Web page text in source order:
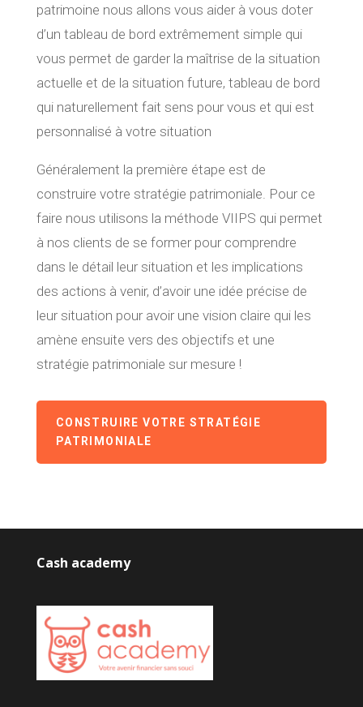
patrimoine nous allons vous aider à vous doter
d’un tableau de bord extrêmement simple qui
vous permet de garder la maîtrise de la situation
actuelle et de la situation future, tableau de bord
qui naturellement fait sens pour vous et qui est
personnalisé à votre situation
Généralement la première étape est de
construire votre stratégie patrimoniale. Pour ce
faire nous utilisons la méthode VIIPS qui permet
à nos clients de se former pour comprendre
dans le détail leur situation et les implications
des actions à venir, d’avoir une idée précise de
leur situation pour avoir une vision claire qui les
amène ensuite vers des objectifs et une
stratégie patrimoniale sur mesure !
CONSTRUIRE VOTRE STRATÉGIE
PATRIMONIALE
Cash academy